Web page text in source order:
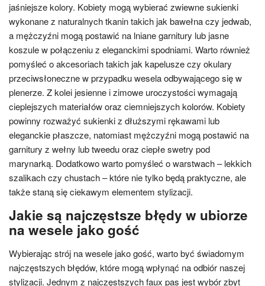
jaśniejsze kolory. Kobiety mogą wybierać zwiewne sukienki
wykonane z naturalnych tkanin takich jak bawełna czy jedwab,
a mężczyźni mogą postawić na lniane garnitury lub jasne
koszule w połączeniu z eleganckimi spodniami. Warto również
pomyśleć o akcesoriach takich jak kapelusze czy okulary
przeciwsłoneczne w przypadku wesela odbywającego się w
plenerze. Z kolei jesienne i zimowe uroczystości wymagają
cieplejszych materiałów oraz ciemniejszych kolorów. Kobiety
powinny rozważyć sukienki z dłuższymi rękawami lub
eleganckie płaszcze, natomiast mężczyźni mogą postawić na
garnitury z wełny lub tweedu oraz ciepłe swetry pod
marynarką. Dodatkowo warto pomyśleć o warstwach – lekkich
szalikach czy chustach – które nie tylko będą praktyczne, ale
także staną się ciekawym elementem stylizacji.
Jakie są najczęstsze błędy w ubiorze
na wesele jako gość
Wybierając strój na wesele jako gość, warto być świadomym
najczęstszych błędów, które mogą wpłynąć na odbiór naszej
stylizacji. Jednym z najczęstszych faux pas jest wybór zbyt